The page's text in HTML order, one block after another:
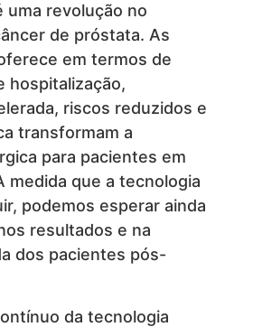
uma revolução no
de próstata. As
em termos de
hospitalização,
riscos reduzidos e
transformam a
para pacientes em
medida que a tecnologia
podemos esperar ainda
resultados e na
dos pacientes pós-
da tecnologia